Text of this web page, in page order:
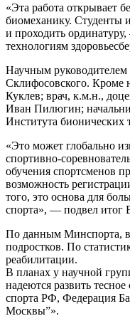
«Эта работа открывает
биомеханику. Студенты
и проходить
технологиям
Научным
Склифосовского. Кроме
Куклев; врач, к.м.н.,
Иван Пилюгин;
Института
«Это может глобально
спортивно-
обучения спортсменов
возможность
того, это основа для
спорта», — подвел итог
По данным Минспорта, в
подростков. По
реабилитации.
В планах у научной
надеются развить
спорта РФ, Федерация
Москвы”».